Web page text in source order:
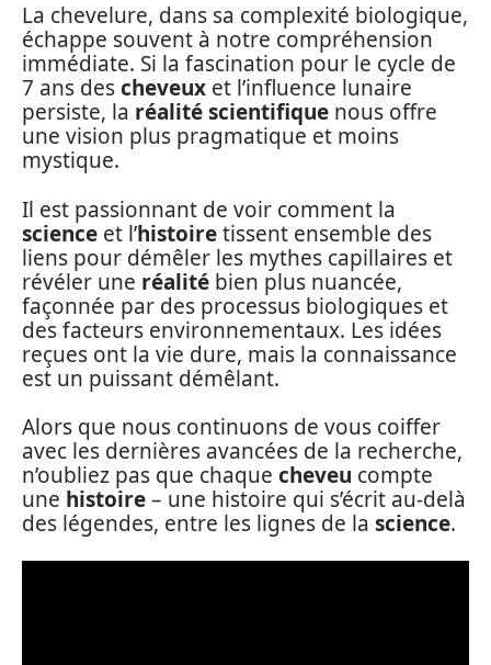
La chevelure, dans sa complexité biologique,
échappe souvent à notre compréhension
immédiate. Si la fascination pour le cycle de
7 ans descheveux et l’influence lunaire
persiste, la réalité scientifique nous offre
une vision plus pragmatique et moins
mystique.
Il est passionnant de voir comment la
science et l’histoiretissent ensemble des
liens pour démêler les mythes capillaires et
révéler une réalité bien plus nuancée,
façonnée par des processus biologiques et
des facteurs environnementaux. Les idées
reçues ont la vie dure, mais la connaissance
est un puissant démêlant.
Alors que nous continuons de vous coiffer
avec les dernières avancées de la recherche,
n’oubliez pas que chaque cheveu compte
une histoire– une histoire qui s’écrit au-delà
des légendes, entre les lignes de la science.